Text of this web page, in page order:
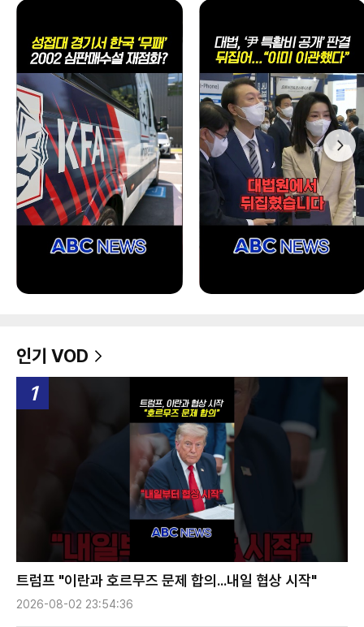
인기 VOD
1
트럼프 "이란과 호르무즈 문제 합의...내일 협상 시작"
2026-08-02 23:54:36